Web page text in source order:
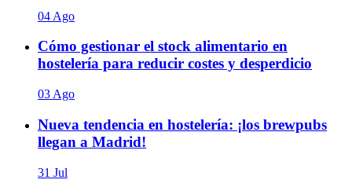
04 Ago
Cómo gestionar el stock alimentario en
hostelería para reducir costes y desperdicio
03 Ago
Nueva tendencia en hostelería: ¡los brewpubs
llegan a Madrid!
31 Jul